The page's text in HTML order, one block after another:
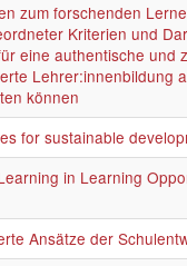
zum forschenden
Kriterien und
eine authentische und
Lehrer:innenbildung
können
for sustainable
in Learning
Ansätze der